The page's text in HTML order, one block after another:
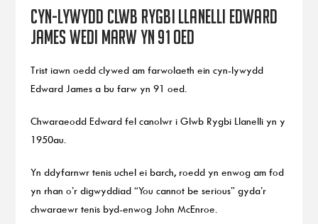
Cyn-lywydd Clwb Rygbi Llanelli Edward
James wedi marw yn 91 oed
Trist iawn oedd clywed am farwolaeth ein cyn-lywydd
Edward James a bu farw yn 91 oed.
Chwaraeodd Edward fel canolwr i Glwb Rygbi Llanelli yn y
1950au.
Yn ddyfarnwr tenis uchel ei barch, roedd yn enwog am fod
yn rhan o’r digwyddiad “You cannot be serious” gyda’r
chwaraewr tenis byd-enwog John McEnroe.